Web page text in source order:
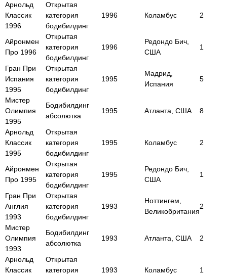
Арнольд
Классик
1996
Открытая
категория
бодибилдинг
1996 Коламбус 2
Айронмен
Про 1996
Открытая
категория
бодибилдинг
1996
Редондо Бич,
США
1
Гран При
Испания
1995
Открытая
категория
бодибилдинг
1995
Мадрид,
Испания
5
Мистер
Олимпия
1995
Бодибилдинг
абсолютка
1995 Атланта, США 8
Арнольд
Классик
1995
Открытая
категория
бодибилдинг
1995 Коламбус 2
Айронмен
Про 1995
Открытая
категория
бодибилдинг
1995
Редондо Бич,
США
1
Гран При
Англия
1993
Открытая
категория
бодибилдинг
1993
Ноттингем,
Великобритания
2
Мистер
Олимпия
1993
Бодибилдинг
абсолютка
1993 Атланта, США 2
Арнольд
Классик
Открытая
категория
1993 Коламбус 1